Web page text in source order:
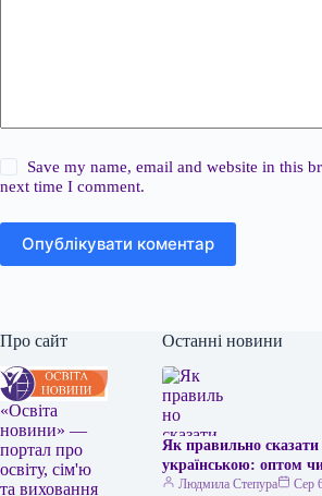
Save my name, email and website in this
next time I comment.
Опублікувати коментар
Про сайт
«Освіта
новини» —
портал про
освіту, сім'ю
та виховання
Останні новини
Як правильно сказати
українською: оптом
гуртом
Людмила Степура Сер